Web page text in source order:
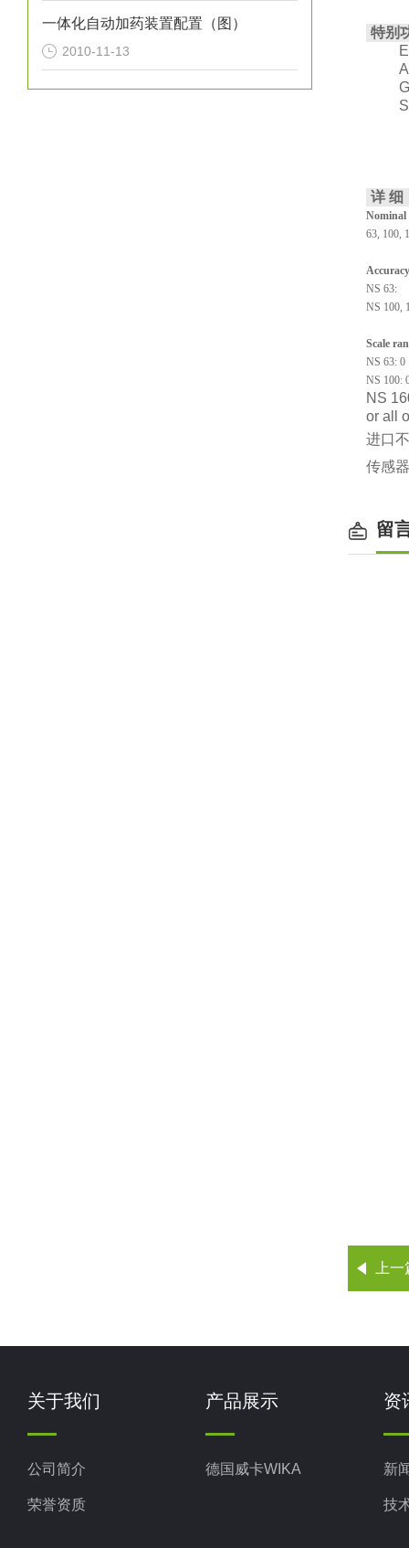
一体化自动加药装置配置（图）
2010-11-13
特别
详 细
Nominal
63, 100,
NS
NS 100,
Scale
NS 63: 0
NS 100:
NS
or all
进口
传感
留
上
关于我们
公司简介
荣誉资质
产品展示
德国威卡WIKA
资
新
技